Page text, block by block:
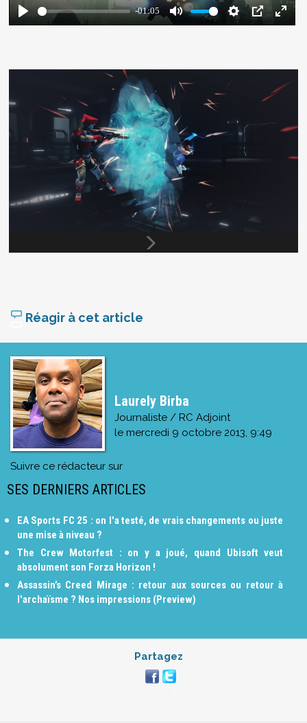
Réagir à cet article
Laurely Birba
Journaliste / RC Adjoint
le mercredi 9 octobre 2013, 9:49
Suivre ce rédacteur sur
SES DERNIERS ARTICLES
EA Sports FC 25 : on l'a testé, de vrais changements ou juste
une mise à niveau ?
The Crew Motorfest : on y a joué, quand Ubisoft veut
absolument son Forza Horizon !
Assassin’s Creed Mirage : retour aux sources ou retour à
l'archaïsme ? Nos impressions (Preview)
Partagez